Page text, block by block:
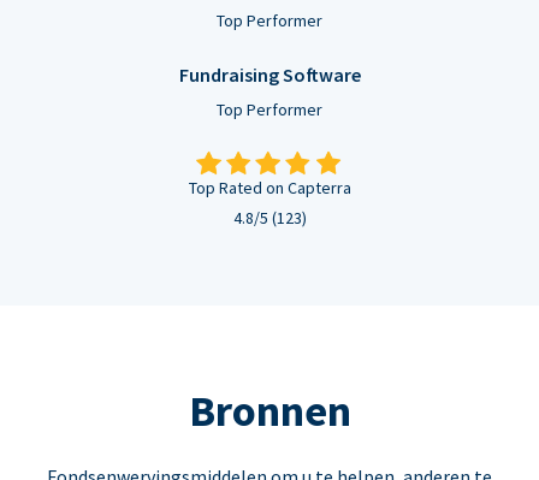
Top Performer
Fundraising Software
Top Performer
Top Rated on Capterra
4.8/5 (123)
Bronnen